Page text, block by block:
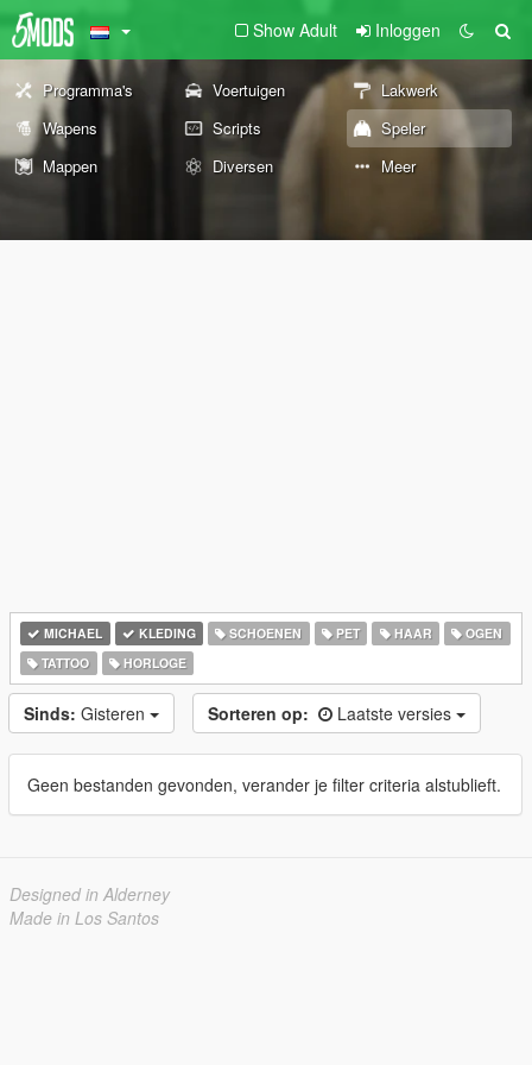
Show Adult Inloggen
Programma's Voertuigen
Lakwerk
Wapens
Scripts
Speler
Mappen
Diversen Meer
MICHAEL KLEDING SCHOENEN PET HAAR
OGEN
TATTOO
HORLOGE
Sinds: Gisteren Sorteren op: Laatste versies
Geen bestanden gevonden, verander je filter criteria alstublieft.
Designed in Alderney
Made in Los Santos